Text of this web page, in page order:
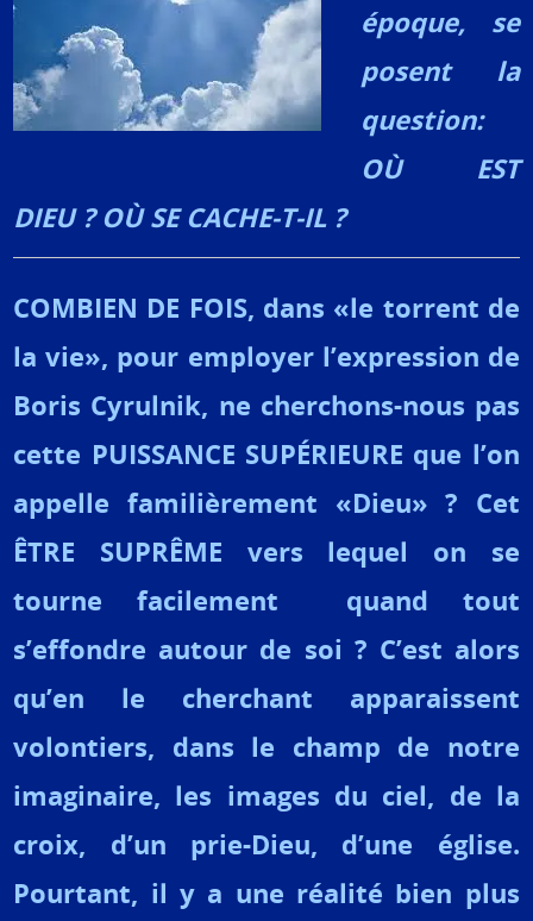
époque, se
posent la
question:
OÙ EST
DIEU ? OÙ SE CACHE-T-IL ?
COMBIEN DE FOIS, dans «le torrent de
la vie», pour employer l’expression de
Boris Cyrulnik, ne cherchons-nous pas
cette PUISSANCE SUPÉRIEURE que l’on
appelle familièrement «Dieu» ? Cet
ÊTRE SUPRÊME vers lequel on se
tourne facilement quand tout
s’effondre autour de soi ? C’est alors
qu’en le cherchant apparaissent
volontiers, dans le champ de notre
imaginaire, les images du ciel, de la
croix, d’un prie-Dieu, d’une église.
Pourtant, il y a une réalité bien plus